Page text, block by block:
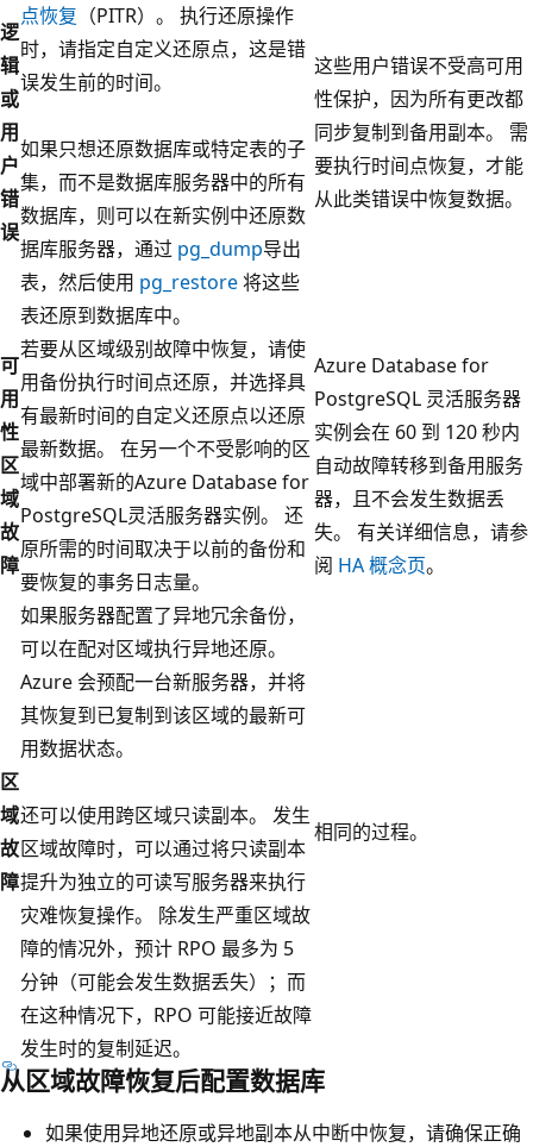
逻
辑
或
用
户
错
误
点恢复 （PITR）。 执行还原操作
时，请指定自定义还原点，这是错
误发生前的时间。
如果只想还原数据库或特定表的子
集，而不是数据库服务器中的所有
数据库，则可以在新实例中还原数
据库服务器，通过 pg_dump导出
表，然后使用 pg_restore将这些
表还原到数据库中。
这些用户错误不受高可用
性保护，因为所有更改都
同步复制到备用副本。 需
要执行时间点恢复，才能
从此类错误中恢复数据。
可
用
性
区
域
故
障
若要从区域级别故障中恢复，请使
用备份执行时间点还原，并选择具
有最新时间的自定义还原点以还原
最新数据。 在另一个不受影响的区
域中部署新的Azure Database for
PostgreSQL灵活服务器实例。 还
原所需的时间取决于以前的备份和
要恢复的事务日志量。
Azure Database for
PostgreSQL 灵活服务器
实例会在 60 到 120 秒内
自动故障转移到备用服务
器，且不会发生数据丢
失。 有关详细信息，请参
阅 HA 概念页。
区
域
故
障
如果服务器配置了异地冗余备份，
可以在配对区域执行异地还原。
Azure 会预配一台新服务器，并将
其恢复到已复制到该区域的最新可
用数据状态。
还可以使用跨区域只读副本。 发生
区域故障时，可以通过将只读副本
提升为独立的可读写服务器来执行
灾难恢复操作。 除发生严重区域故
障的情况外，预计 RPO 最多为 5
分钟（可能会发生数据丢失）；而
在这种情况下，RPO 可能接近故障
发生时的复制延迟。
相同的过程。
从区域故障恢复后配置数据库
如果使用异地还原或异地副本从中断中恢复，请确保正确